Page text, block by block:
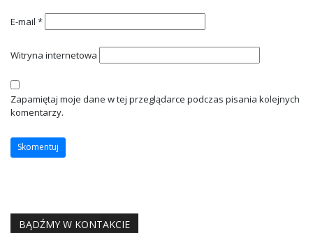
E-mail *
Witryna internetowa
Zapamiętaj moje dane w tej przeglądarce podczas pisania kolejnych
komentarzy.
BĄDŹMY W KONTAKCIE